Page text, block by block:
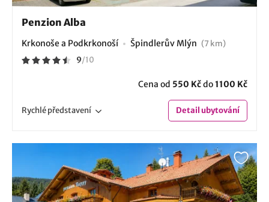
Penzion Alba
Krkonoše a Podkrkonoší Špindlerův Mlýn (7 km)
9/10
Cena od 550 Kčdo1100 Kč
Rychlépředstavení Detailubytování